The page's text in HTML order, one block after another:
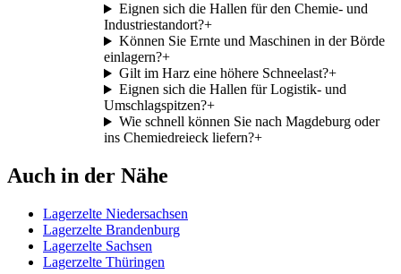
Eignen sich die Hallen für den Chemie- und
Industriestandort?+
Können Sie Ernte und Maschinen in der Börde
einlagern?+
Gilt im Harz eine höhere Schneelast?+
Eignen sich die Hallen für Logistik- und
Umschlagspitzen?+
Wie schnell können Sie nach Magdeburg oder
ins Chemiedreieck liefern?+
Auch in der Nähe
Lagerzelte Niedersachsen
Lagerzelte Brandenburg
Lagerzelte Sachsen
Lagerzelte Thüringen